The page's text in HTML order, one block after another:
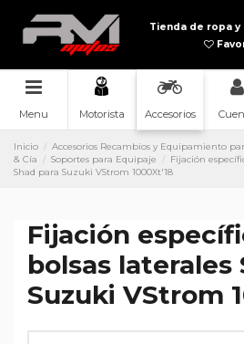
Tienda de ropa
Menu Motorista Accesorios
Inicio Accesorios Recambios y Equipamiento
& Cía
Soportes para Equipaje
Fijación
Shad para Suzuki VStrom 1000Xt'18
Fijación
bolsas laterales
Suzuki VStrom